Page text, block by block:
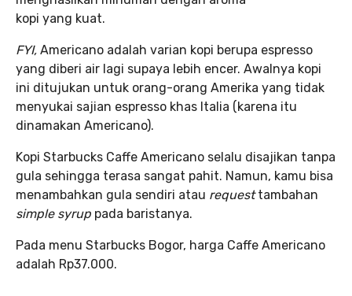
kopi yang kuat.
FYI, Americano adalah varian kopi berupa espresso
yang diberi air lagi supaya lebih encer. Awalnya kopi
ini ditujukan untuk orang-orang Amerika yang tidak
menyukai sajian espresso khas Italia (karena itu
dinamakan Americano).
Kopi Starbucks Caffe Americano selalu disajikan tanpa
gula sehingga terasa sangat pahit. Namun, kamu bisa
menambahkan gula sendiri atau requesttambahan
simple syrup pada baristanya.
Pada menu Starbucks Bogor, harga Caffe Americano
adalah Rp37.000.